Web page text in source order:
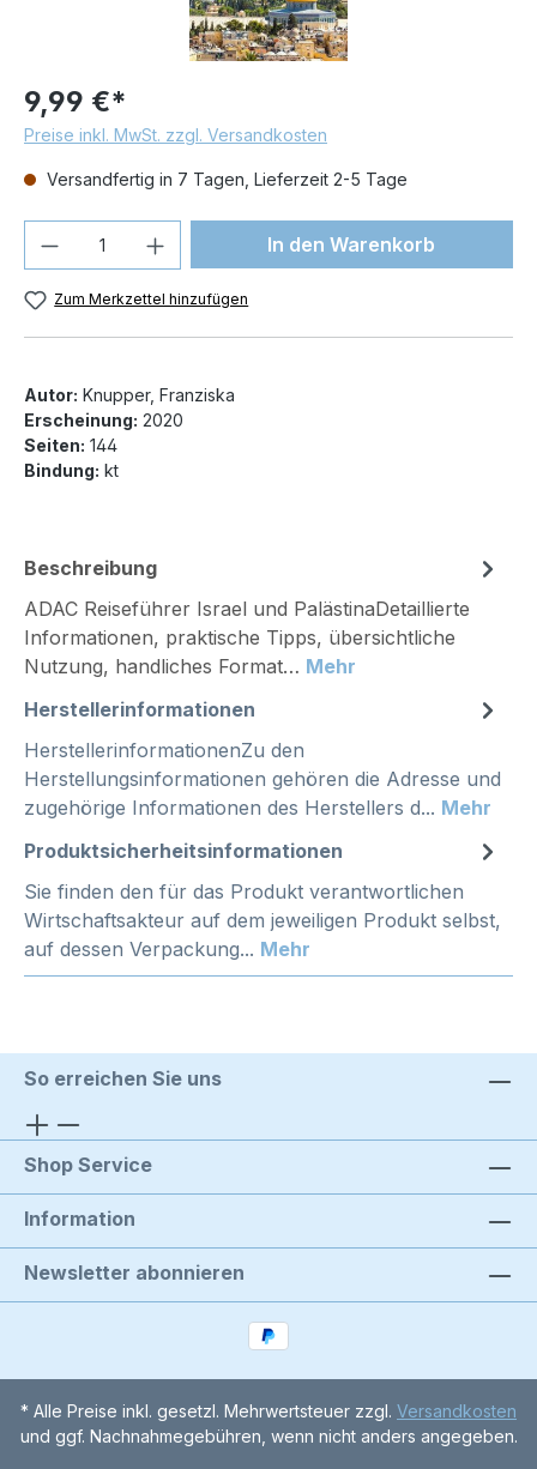
9,99 €*
Preise inkl. MwSt. zzgl. Versandkosten
Versandfertig in 7 Tagen, Lieferzeit 2-5 Tage
Produkt Anzahl: Gib denIn den Warenkorb
Zum Merkzettel hinzufügen
Autor: Knupper, Franziska
Erscheinung: 2020
Seiten: 144
Bindung: kt
Beschreibung
ADAC Reiseführer Israel und PalästinaDetaillierte
Informationen, praktische Tipps, übersichtliche
Nutzung, handliches Format… Mehr
Herstellerinformationen
HerstellerinformationenZu den
Herstellungsinformationen gehören die Adresse und
zugehörige Informationen des Herstellers d... Mehr
Produktsicherheitsinformationen
Sie finden den für das Produkt verantwortlichen
Wirtschaftsakteur auf dem jeweiligen Produkt selbst,
auf dessen Verpackung... Mehr
So erreichen Sie uns
Shop Service
Information
Newsletter abonnieren
* Alle Preise inkl. gesetzl. Mehrwertsteuer zzgl. Versandkosten
und ggf. Nachnahmegebühren, wenn nicht anders angegeben.